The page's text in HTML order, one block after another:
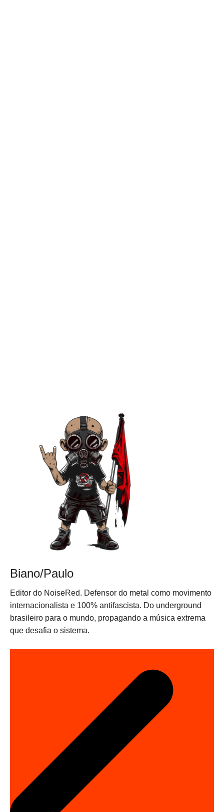
Biano/Paulo
Editor do NoiseRed. Defensor do metal como movimento
internacionalista e 100% antifascista. Do underground
brasileiro para o mundo, propagando a música extrema
que desafia o sistema.
N
ã